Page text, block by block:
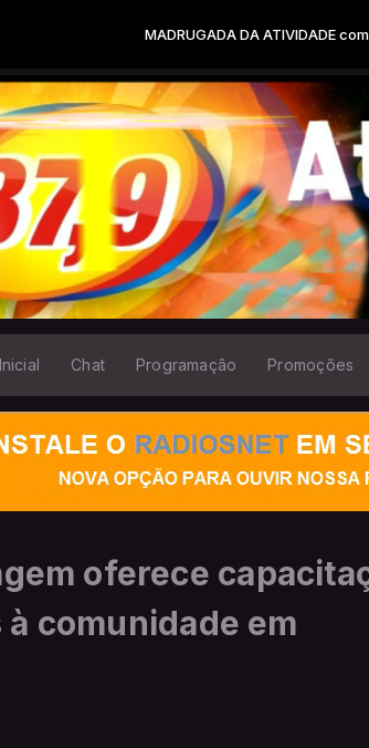
MADRUGADA DA ATIVIDADE com JOTA ERRY
Chat Programação Promoções
oferece
comunidade em